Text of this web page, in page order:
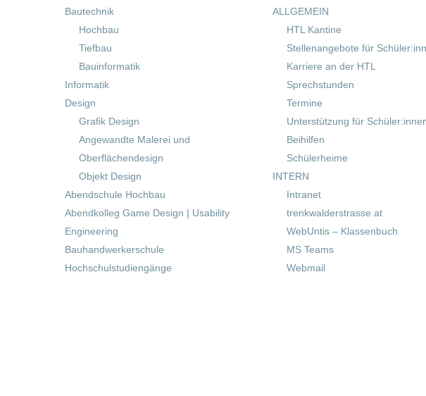
Bautechnik
Hochbau
Tiefbau
Bauinformatik
Informatik
Design
Grafik Design
Angewandte Malerei und
Oberflächendesign
Objekt Design
Abendschule Hochbau
Abendkolleg Game Design | Usability
Engineering
Bauhandwerkerschule
Hochschulstudiengänge
ALLGEMEIN
HTL Kantine
Stellenangebote für
Karriere an der HTL
Sprechstunden
Termine
Unterstützung für
Beihilfen
Schülerheime
INTERN
Intranet
trenkwalderstrasse.at
WebUntis – Klassenbuch
MS Teams
Webmail